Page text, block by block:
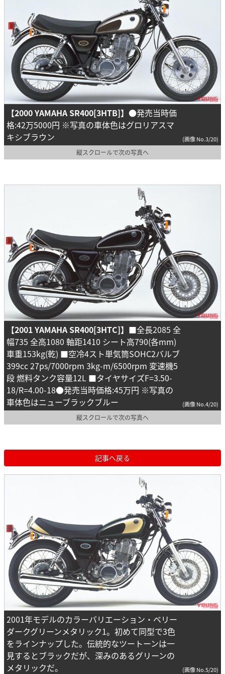
【2000 YAMAHA SR400[3HTB]】 ●発売当時価
格:42万5000円 ※写真の車体色はグロリアスマ
キシブラウン
(画像 No.3/20)
縦スクロールで次の写真へ
【2001 YAMAHA SR400[3HTC]】 ■全長2085 全
幅735 全高1080 軸距1410 シート高790(各mm)
車重153kg(乾) ■空冷4スト単気筒SOHC2バルブ
399cc 27ps/7000rpm 3kg-m/6500rpm 変速機5
段 燃料タンク容量12L ■タイヤサイズF=3.50-
18/R=4.00-18●発売当時価格:45万円 ※写真の
車体色はニューブラックブルー
(画像 No.4/20)
縦スクロールで次の写真へ
記事へ戻る
2001年モデルのカラーバリエーション・ベリー
ダークグリーンメタリック1。初めて同型で3色
をラインナップした。伝統的なツートーンは一
見するとブラックだが、深みのあるグリーンの
メタリックだ。
(画像 No.5/20)